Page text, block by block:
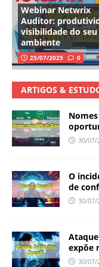
Webinar Netwrix
Auditor:
visibilidade do seu
ambiente
25/07/2025 0
ARTIGOS &
30/07/
O
de
30/07/
expõe
30/07/